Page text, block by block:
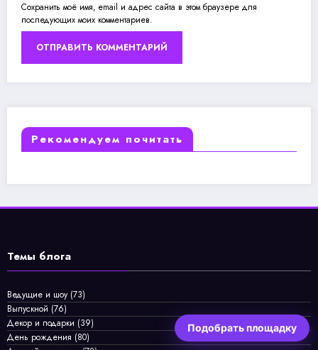
Сохранить моё имя, email и адрес сайта в этом браузере для
последующих моих комментариев.
Рекомендуем почитать
Темы блога
Ведущие и шоу(73)
Выпускной (76)
Декор и подарки (39)
День рождения (80)
Подобрать площадку